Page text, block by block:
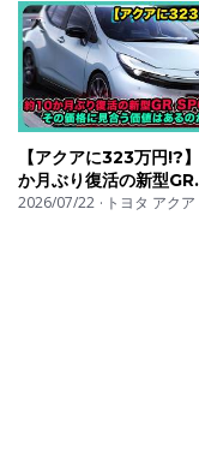
クス #nissankicks
【アクアに323万円!?
か月ぶり復活の新型GR
SPORT、その価格に見
2026/07/22 トヨタ アクア